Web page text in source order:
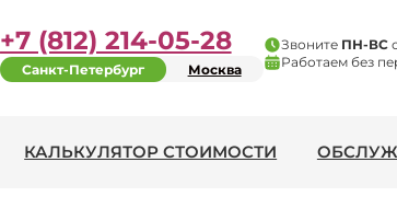
+7 (812) 214-05-28
Санкт-Петербург Москва
Звоните ПН-ВСс
Работаем без
КАЛЬКУЛЯТОР СТОИМОСТИ